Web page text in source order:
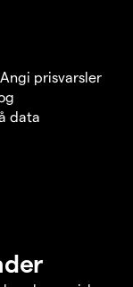
prisvarsler
data